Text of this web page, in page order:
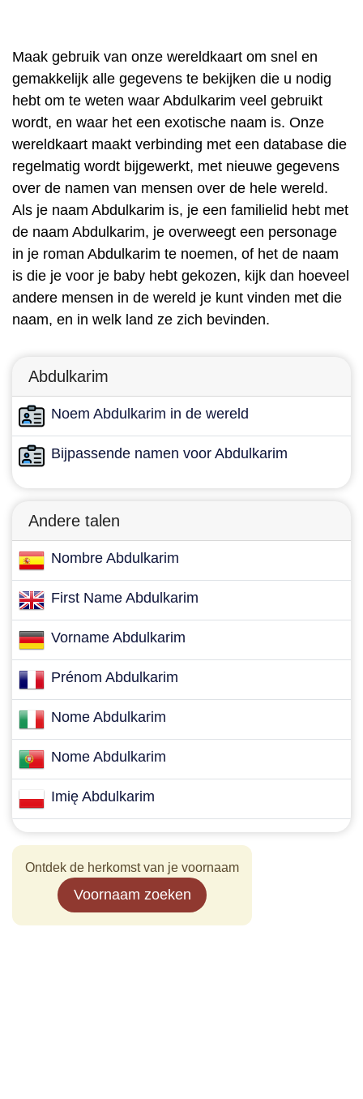
Maak gebruik van onze wereldkaart om snel en
gemakkelijk alle gegevens te bekijken die u nodig
hebt om te weten waar Abdulkarim veel gebruikt
wordt, en waar het een exotische naam is. Onze
wereldkaart maakt verbinding met een database die
regelmatig wordt bijgewerkt, met nieuwe gegevens
over de namen van mensen over de hele wereld.
Als je naam Abdulkarim is, je een familielid hebt met
de naam Abdulkarim, je overweegt een personage
in je roman Abdulkarim te noemen, of het de naam
is die je voor je baby hebt gekozen, kijk dan hoeveel
andere mensen in de wereld je kunt vinden met die
naam, en in welk land ze zich bevinden.
Abdulkarim
Noem Abdulkarim in de wereld
Bijpassende namen voor Abdulkarim
Andere talen
Nombre Abdulkarim
First Name Abdulkarim
Vorname Abdulkarim
Prénom Abdulkarim
Nome Abdulkarim
Nome Abdulkarim
Imię Abdulkarim
Ontdek de herkomst van je voornaam
Voornaam zoeken